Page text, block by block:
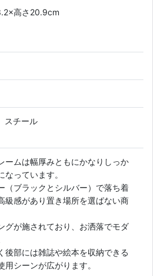
高さ20.9cm
スチール
ームは幅厚みともにかなりしっか
なっています。
（ブラックとシルバー）で落ち着
級感があり置き場所を選ばない商
グが施されており、お洒落でモダ
後部には雑誌や絵本を収納できる
用シーンが広がります。